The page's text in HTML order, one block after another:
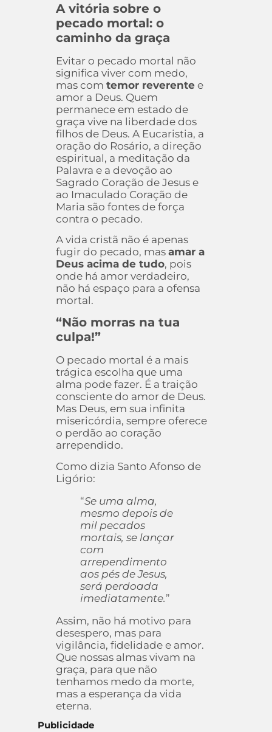
A vitória sobre o
pecado mortal: o
caminho da graça
Evitar o pecado mortal não
significa viver com medo,
mas comtemor reverente e
amor a Deus. Quem
permanece em estado de
graça vive na liberdade dos
filhos de Deus. A Eucaristia, a
oração do Rosário, a direção
espiritual, a meditação da
Palavra e a devoção ao
Sagrado Coração de Jesus e
ao Imaculado Coração de
Maria são fontes de força
contra o pecado.
A vida cristã não é apenas
fugir do pecado, masamar a
Deus acima de tudo, pois
onde há amor verdadeiro,
não há espaço para a ofensa
mortal.
“Não morras na tua
culpa!”
O pecado mortal é a mais
trágica escolha que uma
alma pode fazer. É a traição
consciente do amor de Deus.
Mas Deus, em sua infinita
misericórdia, sempre oferece
o perdão ao coração
arrependido.
Como dizia Santo Afonso de
Ligório:
“Se uma alma,
mesmo depois de
mil pecados
mortais, se lançar
com
arrependimento
aos pés de Jesus,
será perdoada
imediatamente.”
Assim, não há motivo para
desespero, mas para
vigilância, fidelidade e amor.
Que nossas almas vivam na
graça, para que não
tenhamos medo da morte,
mas a esperança da vida
eterna.
Publicidade